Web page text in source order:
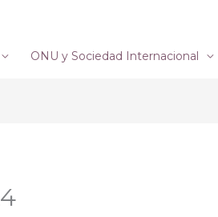
ONU y Sociedad Internacional